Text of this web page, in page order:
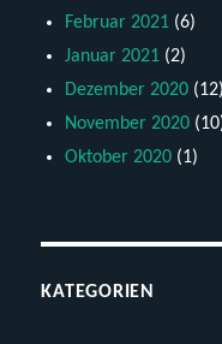
Februar 2021 (6)
Januar 2021 (2)
Dezember 2020 (12)
November 2020
Oktober 2020 (1)
KATEGORIEN